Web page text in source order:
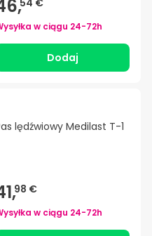
54 €
w ciągu 24-72h
Dodaj
lędźwiowy Medilast T-1
98 €
w ciągu 24-72h